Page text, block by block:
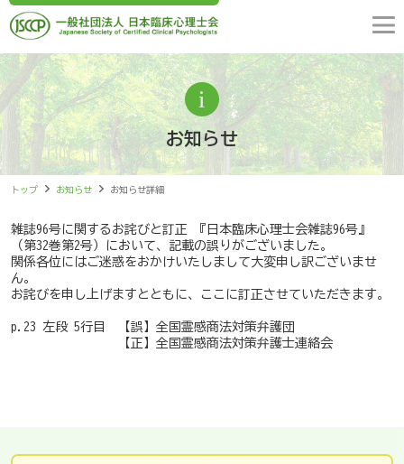
お知らせ
トップ お知らせ お知らせ詳細
雑誌96号に関するお詫びと訂正 『日本臨床心理士会雑誌96号』
（第32巻第2号）において、記載の誤りがございました。
関係各位にはご迷惑をおかけいたしまして大変申し訳ございませ
ん。
お詫びを申し上げますとともに、ここに訂正させていただきます。
p.23 左段 5行目 【誤】全国霊感商法対策弁護団
【正】全国霊感商法対策弁護士連絡会